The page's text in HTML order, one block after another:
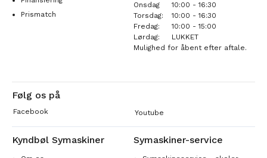
Prismatch
Onsdag
10:00 - 16:30
Torsdag:
10:00 - 16:30
Fredag:
10:00 - 15:00
Lørdag:
LUKKET
Mulighed for åbent efter aftale.
Følg os på
Facebook Youtube
Kyndbøl Symaskiner Symaskiner-service